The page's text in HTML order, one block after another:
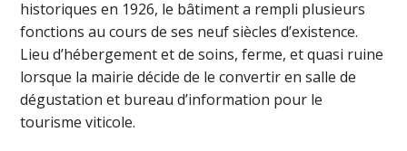
historiques en 1926, le bâtiment a rempli plusieurs
fonctions au cours de ses neuf siècles d’existence.
Lieu d’hébergement et de soins, ferme, et quasi ruine
lorsque la mairie décide de le convertir en salle de
dégustation et bureau d’information pour le
tourisme viticole.